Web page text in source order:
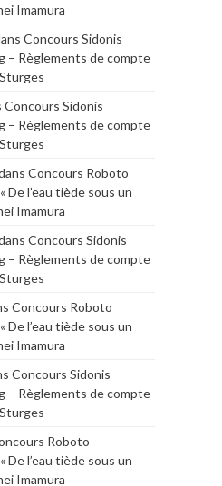
Imamura
Concours Sidonis
– Règlements de compte
Concours Sidonis
– Règlements de compte
Concours Roboto
De l’eau tiède sous un
Imamura
Concours Sidonis
– Règlements de compte
Concours Roboto
De l’eau tiède sous un
Imamura
Concours Sidonis
– Règlements de compte
Roboto
De l’eau tiède sous un
Imamura